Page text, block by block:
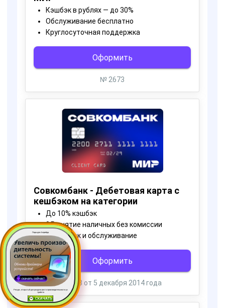
Пора для Апгрейда
Ресурс, открытый для раздачи роста производительности ус
тройств